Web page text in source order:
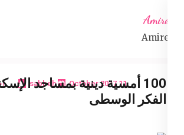
content
Enter)
Amireta
Amireta
11 October 2017
sabbeh
100 أمسية دينية بمساجد
الفكر الوسطى